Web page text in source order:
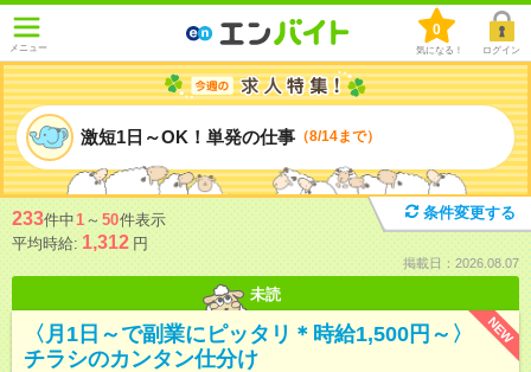
メニュー
0
気になる！ ログイン
激短1日～OK！単発の仕事 （8/14まで）
条件変更する
233件中1 ～ 50件表示
平均時給: 1,312 円
掲載日：2026.08.07
未読
NEW
〈月1日～で副業にピッタリ＊時給1,500円～〉
チラシのカンタン仕分け